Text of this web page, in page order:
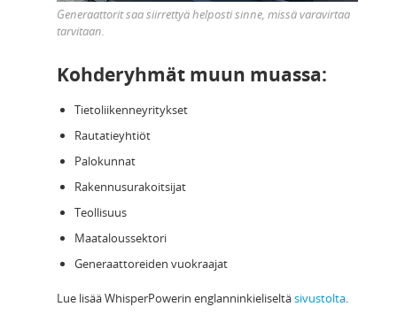
Generaattorit saa siirrettyä helposti sinne, missä varavirtaa
tarvitaan.
Kohderyhmät muun muassa:
Tietoliikenneyritykset
Rautatieyhtiöt
Palokunnat
Rakennusurakoitsijat
Teollisuus
Maataloussektori
Generaattoreiden vuokraajat
Lue lisää WhisperPowerin englanninkieliseltäsivustolta.